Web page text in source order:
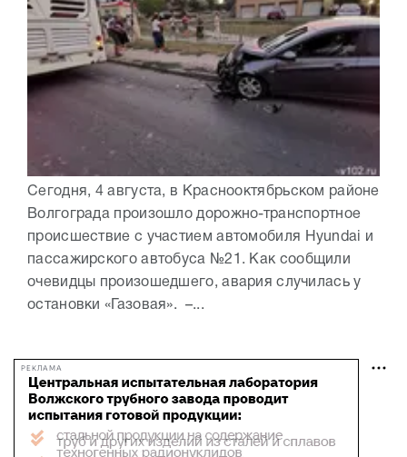
Сегодня, 4 августа, в Краснооктябрьском районе
Волгограда произошло дорожно-транспортное
происшествие с участием автомобиля Hyundai и
пассажирского автобуса №21. Как сообщили
очевидцы произошедшего, авария случилась у
остановки «Газовая». –...
РЕКЛАМА